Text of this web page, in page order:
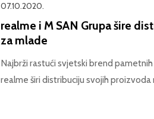
07.10.2020.
realme i M SAN Grupa šire
za mlade
Najbrži rastući svjetski brend
realme širi distribuciju svojih